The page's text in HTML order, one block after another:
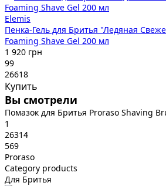
Elemis
Пенка-Гель для Бритья "Ледяная
Foaming Shave Gel 200 мл
1 920 грн
99
26618
Купить
Вы смотрели
Помазок для Бритья Proraso Shaving
1
26314
569
Proraso
Category products
Для Бритья